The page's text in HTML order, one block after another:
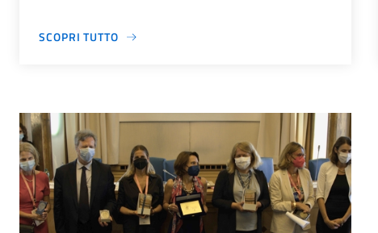
SCOPRI TUTTO